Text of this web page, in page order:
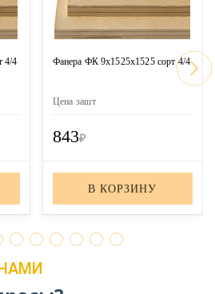
4/4 Фанера ФК 9х1525х1525 сорт 4/4
Цена зашт
843₽
В КОРЗИНУ